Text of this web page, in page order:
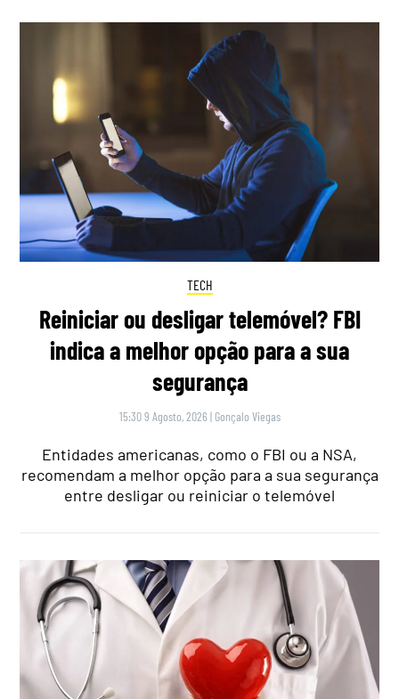
TECH
Reiniciar ou desligar telemóvel? FBI
indica a melhor opção para a sua
segurança
15:30 9 Agosto, 2026 | Gonçalo Viegas
Entidades americanas, como o FBI ou a NSA,
recomendam a melhor opção para a sua segurança
entre desligar ou reiniciar o telemóvel